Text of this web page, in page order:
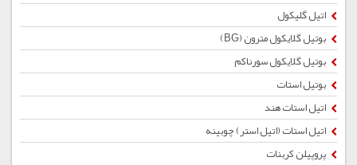
اتیل گلیکول
بوتیل گلایكول مترون (BG)
بوتیل گلایکول سورناکم
بوتیل استات
اتیل استات هند
اتیل استات (اتیل استر) چوبینه
پروپیلن کربنات